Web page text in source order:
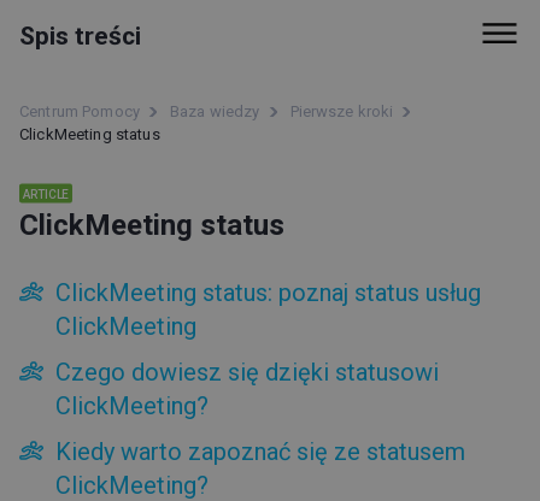
Spis treści
Pierwsze kroki
Czego dowiesz się dzięki statusowi ClickMeeting?
Strefa uczestnika
Jakiego wsparcia udzielamy naszym klientom?
O ClickMeeting
Ustawienia konta
Konto testowe
Centrum Pomocy Baza wiedzy
Pierwsze kroki
ClickMeeting status
ARTICLE
ClickMeeting status
ClickMeeting status: poznaj status usług
ClickMeeting
Czego dowiesz się dzięki statusowi
ClickMeeting?
Kiedy warto zapoznać się ze statusem
ClickMeeting?